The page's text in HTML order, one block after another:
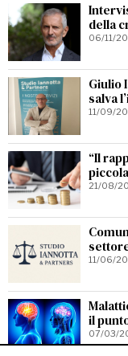
della
06/11/
Giulio
salva
11/09/
“Il
21/08/
11/06/
il
07/03/